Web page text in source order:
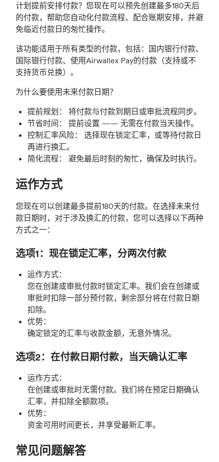
计划提前安排付款？您现在可以预先创建最多180天后
的付款，帮助您自动化付款流程、配合账期安排，并避
免临近付款日的匆忙操作。
该功能适用于所有类型的付款，包括：国内银行付款、
国际银行付款、使用Airwallex Pay的付款（支持或不
支持货币兑换）。
为什么要使用未来付款日期？
提前规划： 将付款与付款到期日或审批流程同步。
节省时间： 提前设置 —— 无需在付款当天操作。
控制汇率风险： 选择现在锁定汇率，或等待付款日
再进行换汇。
简化流程： 避免最后时刻的匆忙，确保及时执行。
运作方式
您现在可以创建最多提前180天的付款。在选择未来付
款日期时，对于涉及换汇的付款，您可以选择以下两种
方式之一：
选项1：现在锁定汇率，分两次付款
运作方式：
您在创建或审批付款时锁定汇率。我们会在创建或
审批时扣除一部分预付款，剩余部分将在付款日期
扣除。
优势：
确定锁定的汇率与收款金额，无意外情况。
选项2：在付款日期付款，当天确认汇率
运作方式：
在创建或审批时无需付款。我们将在预定日期确认
汇率，并扣除全额款项。
优势：
资金可用时间更长，并享受最新汇率。
常见问题解答